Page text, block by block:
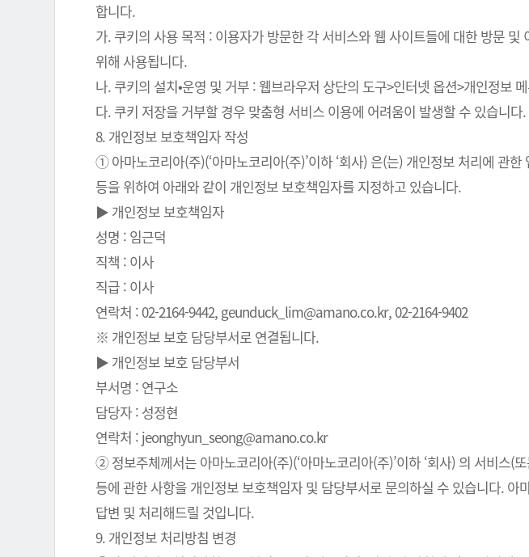
합니다.
가. 쿠키의 사용 목적 : 이용자가 방문한 각 서비스와 웹 사이트들에 대한 방문
위해 사용됩니다.
나. 쿠키의 설치•운영 및 거부 : 웹브라우저 상단의 도구>인터넷 옵션>개인정보
다. 쿠키 저장을 거부할 경우 맞춤형 서비스 이용에 어려움이 발생할 수 있습니다.
8. 개인정보 보호책임자 작성
① 아마노코리아(주)(‘아마노코리아(주)’이하 ‘회사) 은(는) 개인정보 처리에 관
등을 위하여 아래와 같이 개인정보 보호책임자를 지정하고 있습니다.
▶ 개인정보 보호책임자
성명 : 임근덕
직책 : 이사
직급 : 이사
연락처 : 02-2164-9442, geunduck_lim@amano.co.kr, 02-2164-9402
※ 개인정보 보호 담당부서로 연결됩니다.
▶ 개인정보 보호 담당부서
부서명 : 연구소
담당자 : 성정현
연락처 : jeonghyun_seong@amano.co.kr
② 정보주체께서는 아마노코리아(주)(‘아마노코리아(주)’이하 ‘회사) 의 서비스
등에 관한 사항을 개인정보 보호책임자 및 담당부서로 문의하실 수 있습니다. 아
답변 및 처리해드릴 것입니다.
9. 개인정보 처리방침 변경